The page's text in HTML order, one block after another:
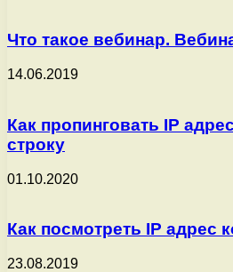
Что такое вебинар.
14.06.2019
Как пропинговать IP
строку
01.10.2020
Как посмотреть IP адрес
23.08.2019